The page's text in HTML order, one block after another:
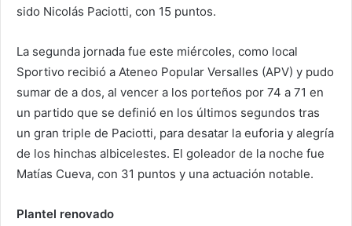
sido Nicolás Paciotti, con 15 puntos.
La segunda jornada fue este miércoles, como local
Sportivo recibió a Ateneo Popular Versalles (APV) y pudo
sumar de a dos, al vencer a los porteños por 74 a 71 en
un partido que se definió en los últimos segundos tras
un gran triple de Paciotti, para desatar la euforia y alegría
de los hinchas albicelestes. El goleador de la noche fue
Matías Cueva, con 31 puntos y una actuación notable.
Plantel renovado